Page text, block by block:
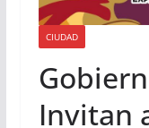
CIUDAD
Invitan